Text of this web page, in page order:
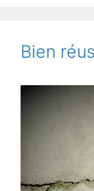
Bien